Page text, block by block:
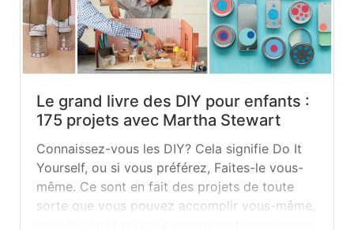
Le grand livre des DIY pour enfants :
175 projets avec Martha Stewart
Connaissez-vous les DIY? Cela signifie Do It
Yourself, ou si vous préférez, Faites-le vous-
même. Ce sont en fait des projets de toute
sorte que vous pouvez accomplir vous-même,